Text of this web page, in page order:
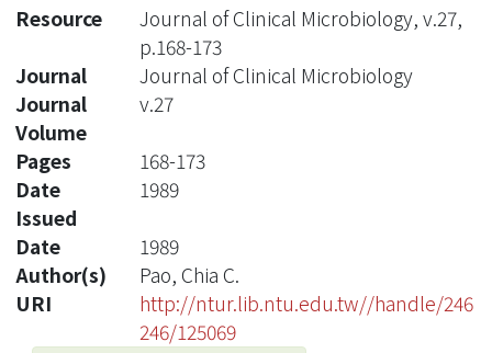
Resource
Journal of Clinical Microbiology, v.27,
p.168-173
Journal
Journal of Clinical Microbiology
Journal
Volume
v.27
Pages
168-173
Date
Issued
1989
Date
1989
Author(s)
Pao, Chia C.
URI
http://ntur.lib.ntu.edu.tw//handle/246
246/125069